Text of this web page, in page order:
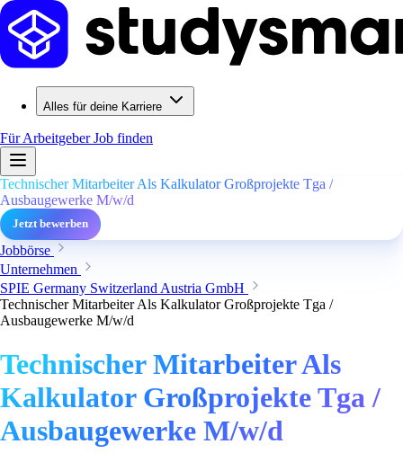
Alles für deine Karriere
Für ArbeitgeberJob finden
Technischer Mitarbeiter Als Kalkulator Großprojekte Tga /
Ausbaugewerke M/w/d
Jetzt bewerben
Jobbörse
Unternehmen
SPIE Germany Switzerland Austria GmbH
Technischer Mitarbeiter Als Kalkulator Großprojekte Tga /
Ausbaugewerke M/w/d
Technischer Mitarbeiter Als
Kalkulator Großprojekte Tga /
Ausbaugewerke M/w/d